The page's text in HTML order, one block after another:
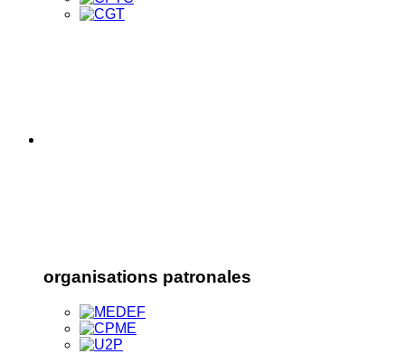
organisations patronales